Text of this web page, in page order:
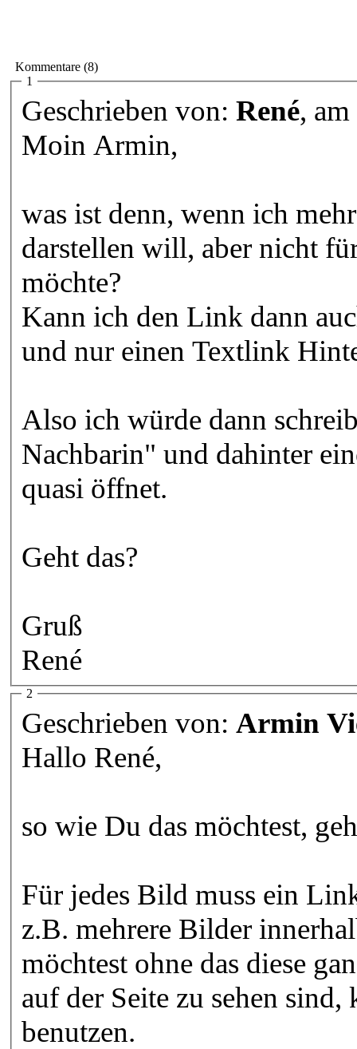
Kommentare (8)
1
Geschrieben von: René,
Moin Armin,
was ist denn, wenn ich
darstellen will, aber nicht
möchte?
Kann ich den Link dann
und nur einen Textlink
Also ich würde dann
Nachbarin" und dahinter
quasi öffnet.
Geht das?
Gruß
René
2
Geschrieben von: Armin
Hallo René,
so wie Du das möchtest,
Für jedes Bild muss ein
z.B. mehrere Bilder
möchtest ohne das diese
auf der Seite zu sehen
benutzen.